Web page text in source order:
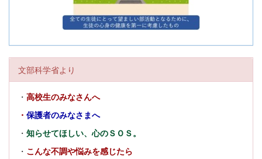
文部科学省より
・ 高校生のみなさんへ
・ 保護者のみなさまへ
・ 知らせてほしい、心のＳＯＳ。
・ こんな不調や悩みを感じたら